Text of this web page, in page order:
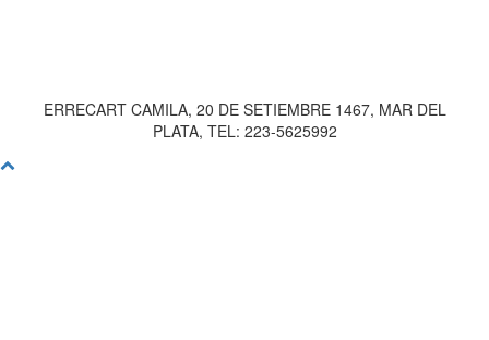
ERRECART CAMILA, 20 DE SETIEMBRE 1467, MAR DEL
PLATA, TEL: 223-5625992